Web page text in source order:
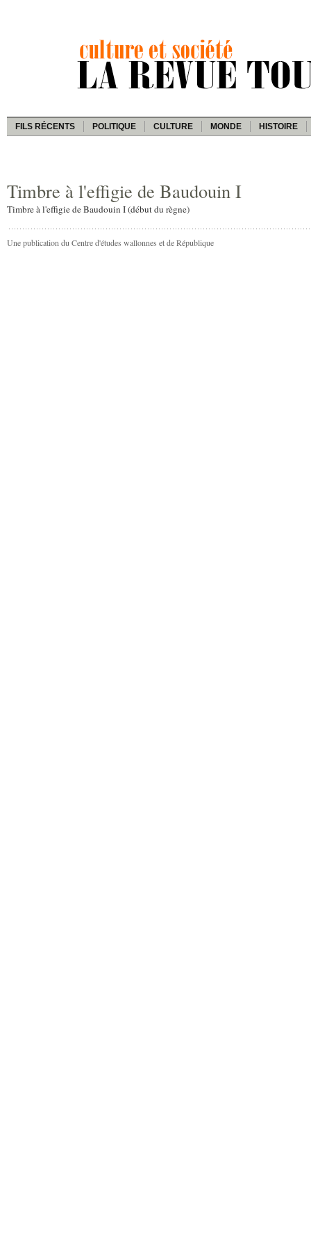
FILS RÉCENTS POLITIQUE CULTURE MONDE HISTOIRE
Timbre à l'effigie de Baudouin I
Timbre à l'effigie de Baudouin I (début du règne)
Une publication du Centre d'études wallonnes et de République